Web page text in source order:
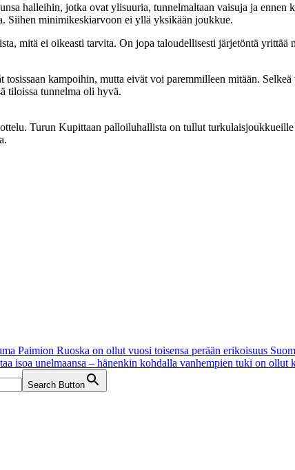
halleihin, jotka ovat ylisuuria, tunnelmaltaan vaisuja ja
Siihen minimikeskiarvoon ei yllä yksikään joukkue.
mitä ei oikeasti tarvita. On jopa taloudellisesti järjetöntä
tosissaan kampoihin, mutta eivät voi paremmilleen mitään.
tiloissa tunnelma oli hyvä.
Turun Kupittaan palloiluhallista on tullut
Paimion Ruoska on ollut vuosi toisensa perään erikoisuus
isoa unelmaansa – hänenkin kohdalla vanhempien tuki on ollut
Search Button